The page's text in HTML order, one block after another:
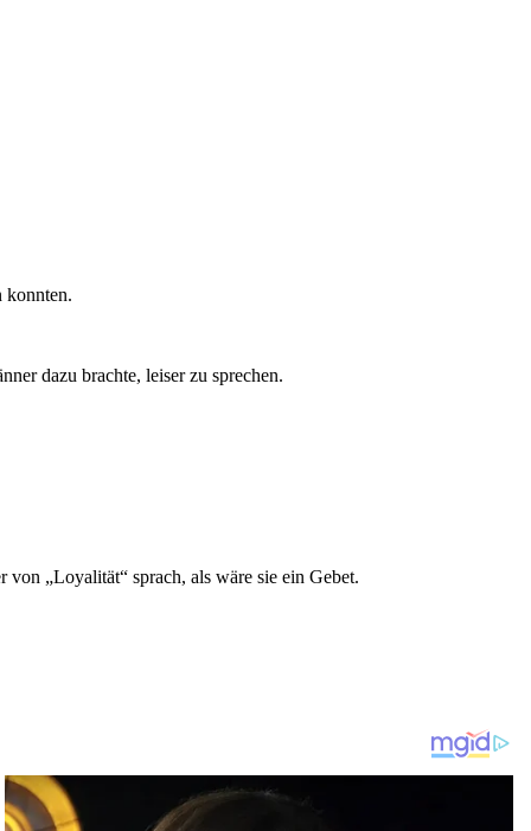
konnten.
dazu brachte, leiser zu sprechen.
von „Loyalität“ sprach, als wäre sie ein Gebet.